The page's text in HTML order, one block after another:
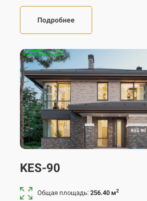
Подробнее
KES-90
Общая площадь: 256.40 м2